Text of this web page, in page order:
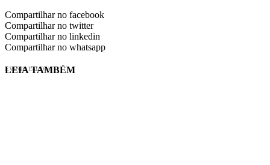
Compartilhar no facebook
Compartilhar no twitter
Compartilhar no linkedin
Compartilhar no whatsapp
EVINIS TALON
LEIA TAMBÉM